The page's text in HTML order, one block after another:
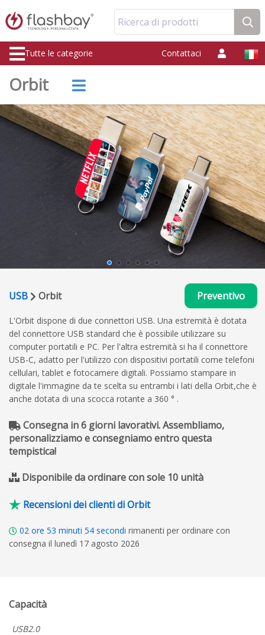
Ricerca di prodotti
Tutte le categorie Contattaci
Orbit
USB Orbit Preventivo
L'Orbit dispone di due connettori USB. Una estremità è dotata
del connettore USB standard che è possibile utilizzare su
computer portatili e PC. Per l'altra estremità si ha il connettore
USB-C, adatto per l'utilizzo con dispositivi portatili come telefoni
cellulari, tablet e fotocamere digitali. Possiamo stampare in
digitale l'immagine da te scelta su entrambi i lati della Orbit,che è
anche dotata di una scocca rotante a 360 ° .
Consegna in 6 giorni lavorativi. Assembliamo,
personalizziamo e consegniamo entro questa
tempistica!
Disponibile da ordinare con sole 10 unità
Recensioni dei clienti di Orbit
02 ore 53 minuti 53 secondi rimanenti per ordinare con
consegna il lunedì 17 agosto 2026
Capacità
USB2.0